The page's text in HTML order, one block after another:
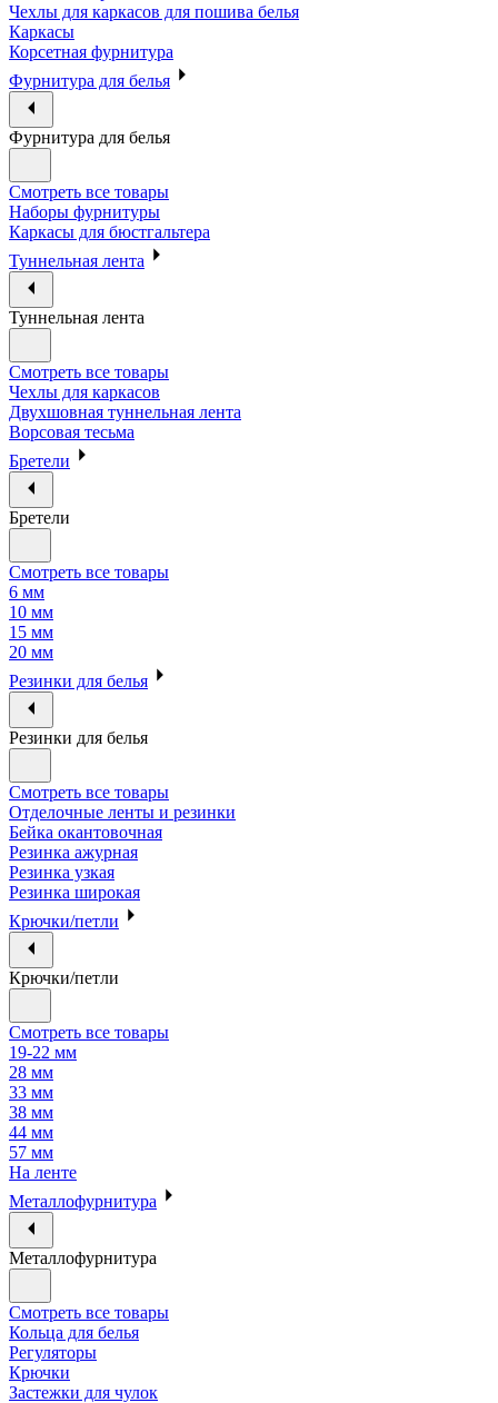
Чехлы для каркасов для пошива белья
Каркасы
Корсетная фурнитура
Фурнитура для белья
Фурнитура для белья
Смотреть все товары
Наборы фурнитуры
Каркасы для бюстгальтера
Туннельная лента
Туннельная лента
Смотреть все товары
Чехлы для каркасов
Двухшовная туннельная лента
Ворсовая тесьма
Бретели
Бретели
Смотреть все товары
6 мм
10 мм
15 мм
20 мм
Резинки для белья
Резинки для белья
Смотреть все товары
Отделочные ленты и резинки
Бейка окантовочная
Резинка ажурная
Резинка узкая
Резинка широкая
Крючки/петли
Крючки/петли
Смотреть все товары
19-22 мм
28 мм
33 мм
38 мм
44 мм
57 мм
На ленте
Металлофурнитура
Металлофурнитура
Смотреть все товары
Кольца для белья
Регуляторы
Крючки
Застежки для чулок